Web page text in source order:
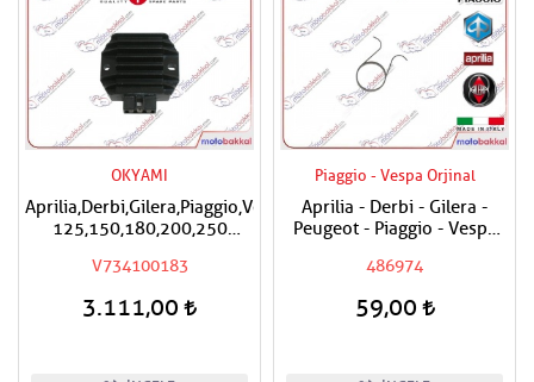
OKYAMI
Aprilia,Derbi,Gilera,Piaggio,Vespa
125,150,180,200,250
V734100183
3.111,00
Piaggio - Vespa Orjinal
Aprilia - Derbi - Gilera -
Peugeot - Piaggio - Vespa
486974
59,00